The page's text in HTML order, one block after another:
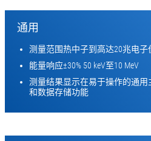
通用
测量范围热中子到高达20兆电子
能量响应±30% 50 keV至10 MeV
测量结果显示在易于操作的通用
和数据存储功能